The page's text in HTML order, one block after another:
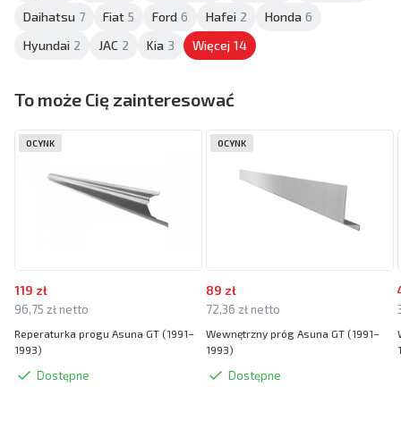
Daihatsu 7 Fiat 5 Ford 6 Hafei 2 Honda 6
Hyundai 2 JAC 2 Kia 3 Więcej 14
To może Cię zainteresować
119 zł
96,75 zł netto
Reperaturka progu Asuna GT (1991–
1993)
Dostępne
OCYNK
89 zł
72,36 zł netto
Wewnętrzny próg Asuna GT (1991–
1993)
Dostępne
OCYNK